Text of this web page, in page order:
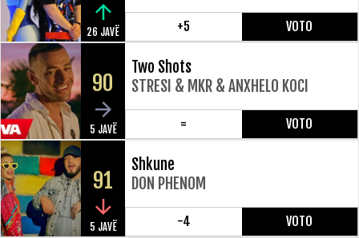
26 JAVË +5 VOTO
90
5 JAVË
Two Shots
STRESI & MKR & ANXHELO KOCI
= VOTO
91
5 JAVË
Shkune
DON PHENOM
-4 VOTO